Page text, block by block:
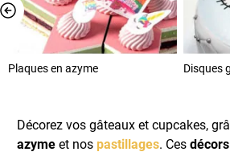
Plaques en azyme Disques
Décorez vos gâteaux et cupcakes,
azyme et nos pastillages. Ces